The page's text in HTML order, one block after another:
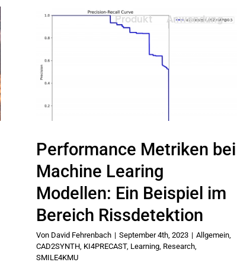
Produkt Anwendung
Performance Metriken bei
Machine Learing
Modellen: Ein Beispiel im
Bereich Rissdetektion
Von David Fehrenbach | September 4th, 2023 | Allgemein,
CAD2SYNTH, KI4PRECAST, Learning, Research,
SMILE4KMU